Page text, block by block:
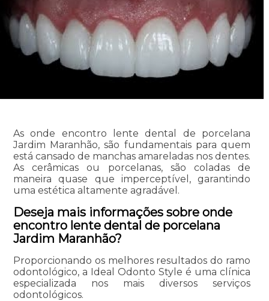
As onde encontro lente dental de porcelana
Jardim Maranhão, são fundamentais para quem
está cansado de manchas amareladas nos dentes.
As cerâmicas ou porcelanas, são coladas de
maneira quase que imperceptível, garantindo
uma estética altamente agradável.
Deseja mais informações sobre onde
encontro lente dental de porcelana
Jardim Maranhão?
Proporcionando os melhores resultados do ramo
odontológico, a Ideal Odonto Style é uma clínica
especializada nos mais diversos serviços
odontológicos.